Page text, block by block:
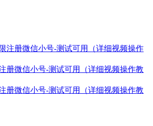
册微信小号-测试可用（详细视频操作教
册微信小号-测试可用（详细视频操作教